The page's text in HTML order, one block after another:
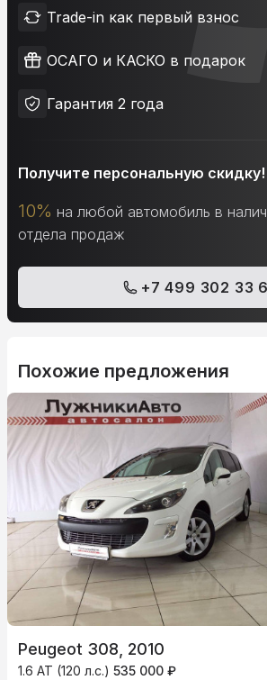
Trade-in как первый взнос
ОСАГО и КАСКО в подарок
Гарантия 2 года
Получите персональную скидку!
10% на любой автомобиль в
отдела продаж
+7 499 302 33
Похожие предложения
Peugeot 308, 2010
1.6 AT (120 л.с.) 535 000 ₽